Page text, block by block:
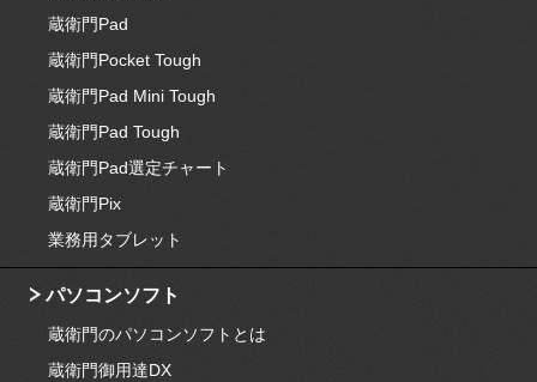
蔵衛門Pad
蔵衛門Pocket Tough
蔵衛門Pad Mini Tough
蔵衛門Pad Tough
蔵衛門Pad選定チャート
蔵衛門Pix
業務用タブレット
パソコンソフト
蔵衛門のパソコンソフトとは
蔵衛門御用達DX